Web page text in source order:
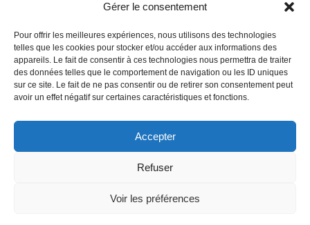
Gérer le consentement
Pour offrir les meilleures expériences, nous utilisons des technologies
telles que les cookies pour stocker et/ou accéder aux informations des
appareils. Le fait de consentir à ces technologies nous permettra de traiter
des données telles que le comportement de navigation ou les ID uniques
sur ce site. Le fait de ne pas consentir ou de retirer son consentement peut
avoir un effet négatif sur certaines caractéristiques et fonctions.
Accepter
Refuser
Voir les préférences